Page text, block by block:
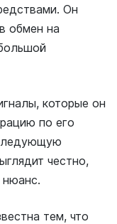
Он
обмен на
которые он
по его
честно,
тем, что